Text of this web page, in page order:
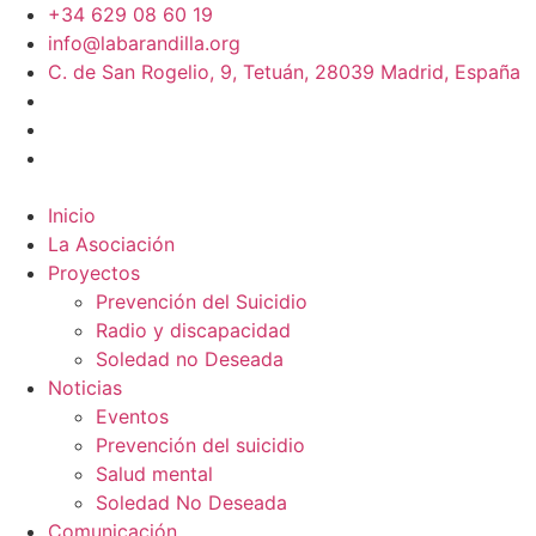
+34 629 08 60 19
info@labarandilla.org
C. de San Rogelio, 9, Tetuán, 28039 Madrid, España
Inicio
La Asociación
Proyectos
Prevención del Suicidio
Radio y discapacidad
Soledad no Deseada
Noticias
Eventos
Prevención del suicidio
Salud mental
Soledad No Deseada
Comunicación